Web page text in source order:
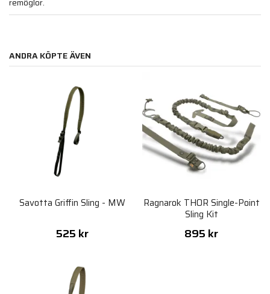
remöglor.
ANDRA KÖPTE ÄVEN
Savotta Griffin Sling - MW
525 kr
Ragnarok THOR Single-Point
Sling Kit
895 kr